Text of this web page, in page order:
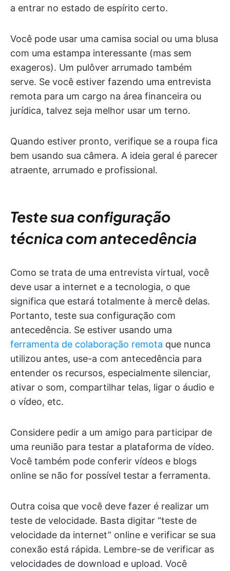
a entrar no estado de espírito certo.
Você pode usar uma camisa social ou uma blusa
com uma estampa interessante (mas sem
exageros). Um pulôver arrumado também
serve. Se você estiver fazendo uma entrevista
remota para um cargo na área financeira ou
jurídica, talvez seja melhor usar um terno.
Quando estiver pronto, verifique se a roupa fica
bem usando sua câmera. A ideia geral é parecer
atraente, arrumado e profissional.
Teste sua configuração
técnica com antecedência
Como se trata de uma entrevista virtual, você
deve usar a internet e a tecnologia, o que
significa que estará totalmente à mercê delas.
Portanto, teste sua configuração com
antecedência. Se estiver usando uma
ferramenta de colaboração remota que nunca
utilizou antes, use-a com antecedência para
entender os recursos, especialmente silenciar,
ativar o som, compartilhar telas, ligar o áudio e
o vídeo, etc.
Considere pedir a um amigo para participar de
uma reunião para testar a plataforma de vídeo.
Você também pode conferir vídeos e blogs
online se não for possível testar a ferramenta.
Outra coisa que você deve fazer é realizar um
teste de velocidade. Basta digitar “teste de
velocidade da internet” online e verificar se sua
conexão está rápida. Lembre-se de verificar as
velocidades de download e upload. Você